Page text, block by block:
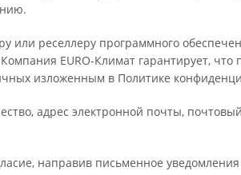
или реселлеру программного
EURO-Климат гарантирует, что
изложенным в Политике
адрес электронной почты, почтовый
направив письменное уведомления